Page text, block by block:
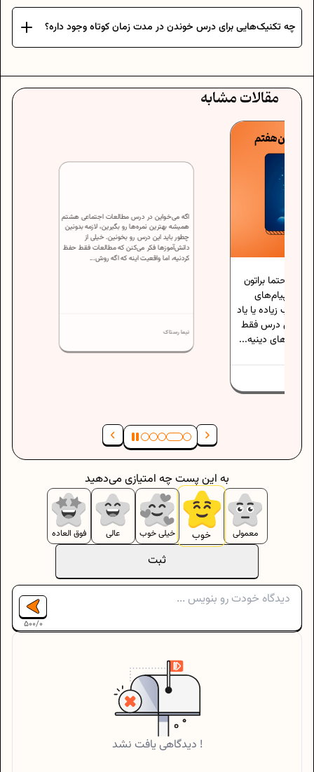
چه تکنیک‌هایی برای درس خوندن در مدت زمان کوتاه وجود داره؟
مقالات مشابه
براتون
یا یاد
درس فقط
دینیه...
ثبت
معمولی خوب خیلی خوب عالی فوق العاده
به این پست چه امتیازی می‌دهید
500/0
دیدگاهی یافت نشد !